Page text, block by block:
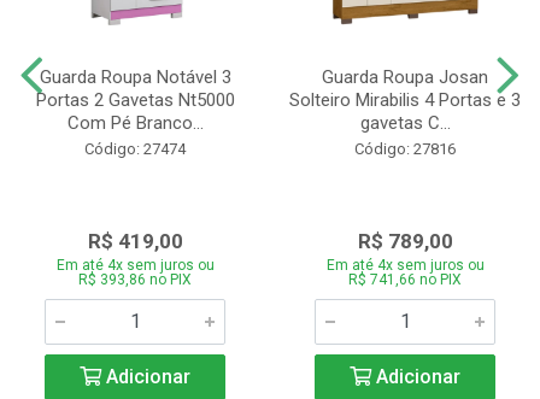
Guarda Roupa Notável 3
Portas 2 Gavetas Nt5000
Com Pé Branco...
Código: 27474
R$ 419,00
Em até 4x sem juros ou
R$ 393,86 no PIX
Adicionar
Guarda Roupa Josan
Solteiro Mirabilis 4 Portas e 3
gavetas C...
Código: 27816
R$ 789,00
Em até 4x sem juros ou
R$ 741,66 no PIX
Adicionar